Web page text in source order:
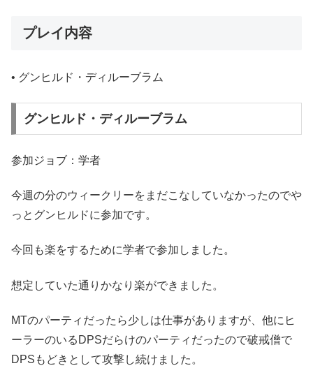
プレイ内容
• グンヒルド・ディルーブラム
グンヒルド・ディルーブラム
参加ジョブ：学者
今週の分のウィークリーをまだこなしていなかったのでや
っとグンヒルドに参加です。
今回も楽をするために学者で参加しました。
想定していた通りかなり楽ができました。
MTのパーティだったら少しは仕事がありますが、他にヒ
ーラーのいるDPSだらけのパーティだったので破戒僧で
DPSもどきとして攻撃し続けました。